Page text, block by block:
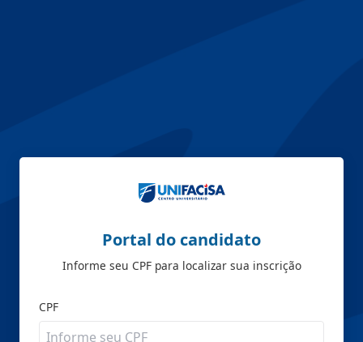
Portal do candidato
Informe seu CPF para localizar sua inscrição
CPF